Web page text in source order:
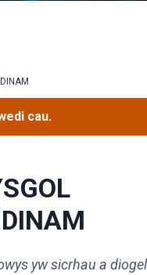
cau.
yw sicrhau a